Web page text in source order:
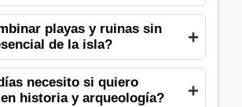
playas y ruinas sin
de la isla?
necesito si quiero
historia y arqueología?